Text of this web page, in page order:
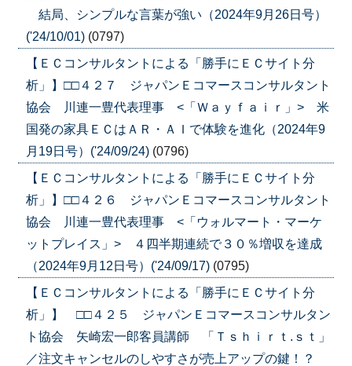
結局、シンプルな言葉が強い（2024年9月26日号）
('24/10/01) (0797)
【ＥＣコンサルタントによる「勝手にＥＣサイト分
析」】□□４２７ ジャパンＥコマースコンサルタント
協会 川連一豊代表理事 <「Ｗａｙｆａｉｒ」> 米
国発の家具ＥＣはＡＲ・ＡＩで体験を進化（2024年9
月19日号）('24/09/24) (0796)
【ＥＣコンサルタントによる「勝手にＥＣサイト分
析」】□□４２６ ジャパンＥコマースコンサルタント
協会 川連一豊代表理事 <「ウォルマート・マーケ
ットプレイス」> ４四半期連続で３０％増収を達成
（2024年9月12日号）('24/09/17) (0795)
【ＥＣコンサルタントによる「勝手にＥＣサイト分
析」】 □□４２５ ジャパンＥコマースコンサルタン
ト協会 矢崎宏一郎客員講師 「Ｔｓｈｉｒｔ.ｓｔ」
／注文キャンセルのしやすさが売上アップの鍵！？